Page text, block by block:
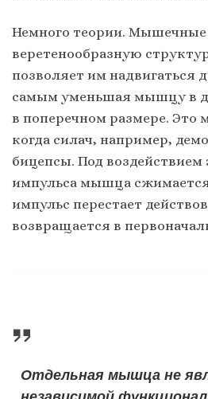
Немного теории.
веретенообразную
позволяет им надвигаться
самым уменьшая мышцу в
в поперечном размере. Это
когда силач, например,
бицепсы. Под воздействием
импульса мышца
импульс перестает
возвращается в
Отдельная мышца не